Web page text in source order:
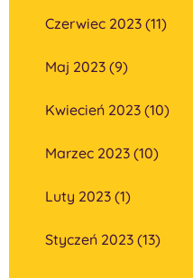
Czerwiec 2023 (11)
Maj 2023 (9)
Kwiecień 2023 (10)
Marzec 2023 (10)
Luty 2023 (1)
Styczeń 2023 (13)